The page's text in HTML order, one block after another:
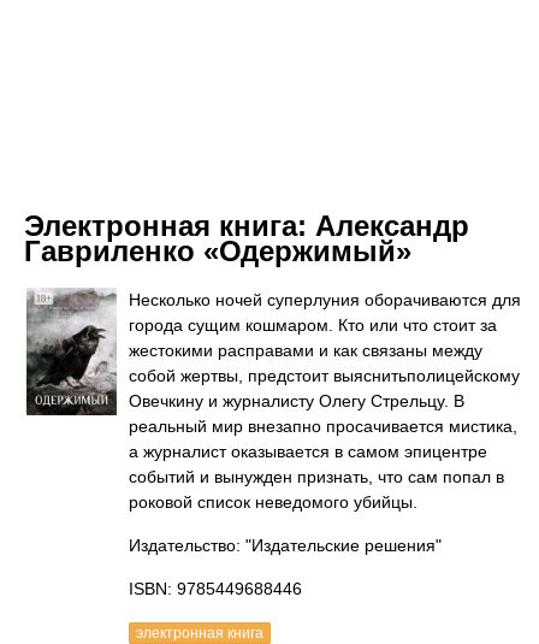
Электронная книга: Александр
Гавриленко «Одержимый»
Несколько ночей суперлуния оборачиваются для
города сущим кошмаром. Кто или что стоит за
жестокими расправами и как связаны между
собой жертвы, предстоит выяснитьполицейскому
Овечкину и журналисту Олегу Стрельцу. В
реальный мир внезапно просачивается мистика,
а журналист оказывается в самом эпицентре
событий и вынужден признать, что сам попал в
роковой список неведомого убийцы.
Издательство: "Издательские решения"
ISBN: 9785449688446
электронная книга